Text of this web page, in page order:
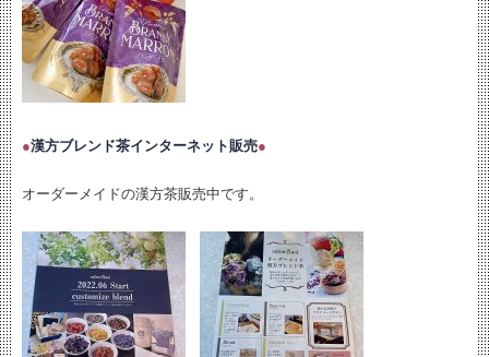
●漢方ブレンド茶インターネット販売●
オーダーメイドの漢方茶販売中です。